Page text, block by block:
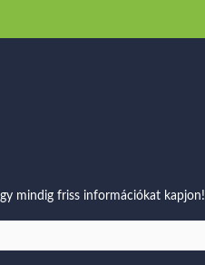
mindig friss információkat kapjon!